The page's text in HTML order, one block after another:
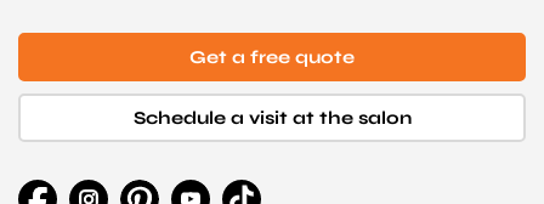
Get a free quote
Schedule a visit at the salon